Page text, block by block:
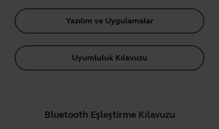
Yazılım ve Uygulamalar
Uyumluluk Kılavuzu
Bluetooth Eşleştirme Kılavuzu